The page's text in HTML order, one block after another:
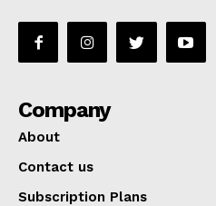
Company
About
Contact us
Subscription Plans